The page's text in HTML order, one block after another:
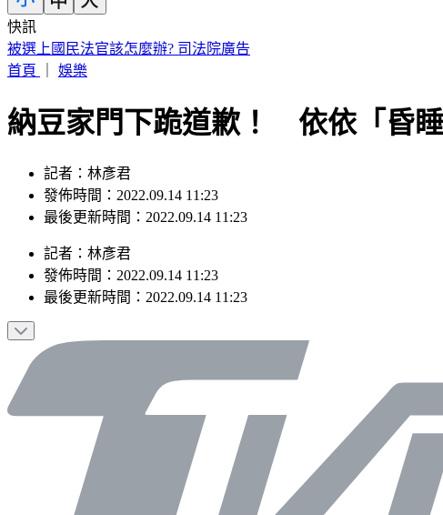
快訊
被選上國民法官該怎麼辦? 司法院廣告
首頁
娛樂
納豆家門下跪道歉！ 依依「昏
記者：林彥君
發佈時間：2022.09.14 11:23
最後更新時間：2022.09.14 11:23
記者 ： 林彥君
發佈時間： 2022.09.14 11:23
最後更新時間： 2022.09.14 11:23